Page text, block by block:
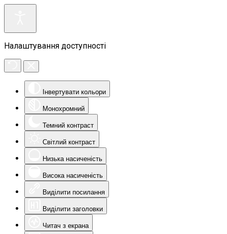
Налаштування доступності
Інвертувати кольори
Монохромний
Темний контраст
Світлий контраст
Низька насиченість
Висока насиченість
Виділити посилання
Виділити заголовки
Читач з екрана